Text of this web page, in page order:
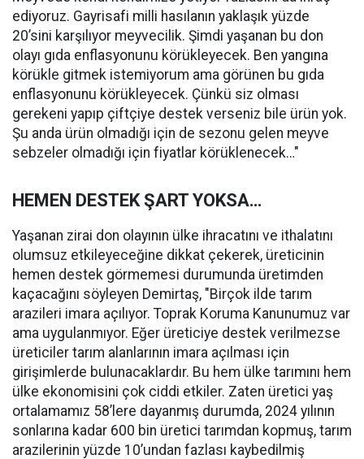
ediyoruz. Gayrisafi milli hasılanın yaklaşık yüzde
20’sini karşılıyor meyvecilik. Şimdi yaşanan bu don
olayı gıda enflasyonunu körükleyecek. Ben yangına
körükle gitmek istemiyorum ama görünen bu gıda
enflasyonunu körükleyecek. Çünkü siz olması
gerekeni yapıp çiftçiye destek verseniz bile ürün yok.
Şu anda ürün olmadığı için de sezonu gelen meyve
sebzeler olmadığı için fiyatlar körüklenecek…"
HEMEN DESTEK ŞART YOKSA…
Yaşanan zirai don olayının ülke ihracatını ve ithalatını
olumsuz etkileyeceğine dikkat çekerek, üreticinin
hemen destek görmemesi durumunda üretimden
kaçacağını söyleyen Demirtaş, "Birçok ilde tarım
arazileri imara açılıyor. Toprak Koruma Kanunumuz var
ama uygulanmıyor. Eğer üreticiye destek verilmezse
üreticiler tarım alanlarının imara açılması için
girişimlerde bulunacaklardır. Bu hem ülke tarımını hem
ülke ekonomisini çok ciddi etkiler. Zaten üretici yaş
ortalamamız 58’lere dayanmış durumda, 2024 yılının
sonlarına kadar 600 bin üretici tarımdan kopmuş, tarım
arazilerinin yüzde 10’undan fazlası kaybedilmiş